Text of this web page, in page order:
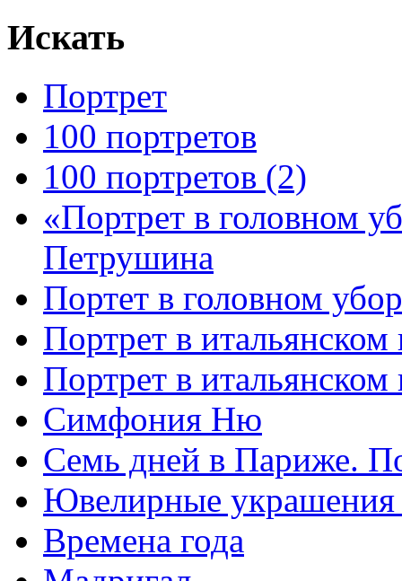
Искать
Портрет
100 портретов
100 портретов (2)
«Портрет в головном
Петрушина
Портет в головном
Портрет в
Портрет в
Симфония Ню
Семь дней в Париже.
Ювелирные украшения
Времена года